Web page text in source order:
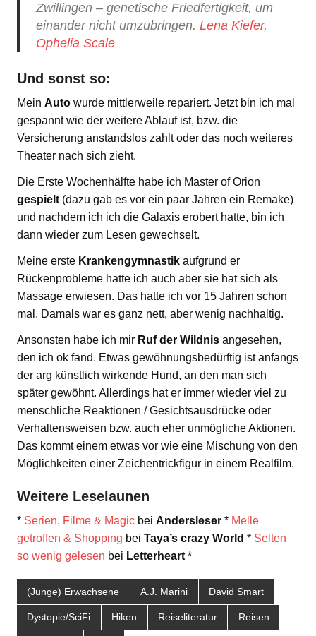
Zwillingen – genetische Friedfertigkeit, um
einander nicht umzubringen. Lena Kiefer,
Ophelia Scale
Und sonst so:
Mein Auto wurde mittlerweile repariert. Jetzt bin ich mal
gespannt wie der weitere Ablauf ist, bzw. die
Versicherung anstandslos zahlt oder das noch weiteres
Theater nach sich zieht.
Die Erste Wochenhälfte habe ich Master of Orion
gespielt (dazu gab es vor ein paar Jahren ein Remake)
und nachdem ich ich die Galaxis erobert hatte, bin ich
dann wieder zum Lesen gewechselt.
Meine erste Krankengymnastik aufgrund er
Rückenprobleme hatte ich auch aber sie hat sich als
Massage erwiesen. Das hatte ich vor 15 Jahren schon
mal. Damals war es ganz nett, aber wenig nachhaltig.
Ansonsten habe ich mir Ruf der Wildnis angesehen,
den ich ok fand. Etwas gewöhnungsbedürftig ist anfangs
der arg künstlich wirkende Hund, an den man sich
später gewöhnt. Allerdings hat er immer wieder viel zu
menschliche Reaktionen / Gesichtsausdrücke oder
Verhaltensweisen bzw. auch eher unmögliche Aktionen.
Das kommt einem etwas vor wie eine Mischung von den
Möglichkeiten einer Zeichentrickfigur in einem Realfilm.
Weitere Leselaunen
* Serien, Filme & Magic bei Andersleser * Melle
getroffen & Shopping bei Taya’s crazy World * Selten
so wenig gelesen bei Letterheart *
(Junge) Erwachsene A.J. Marini David Smart
Dystopie/SciFi Hiken Reiseliteratur Reisen